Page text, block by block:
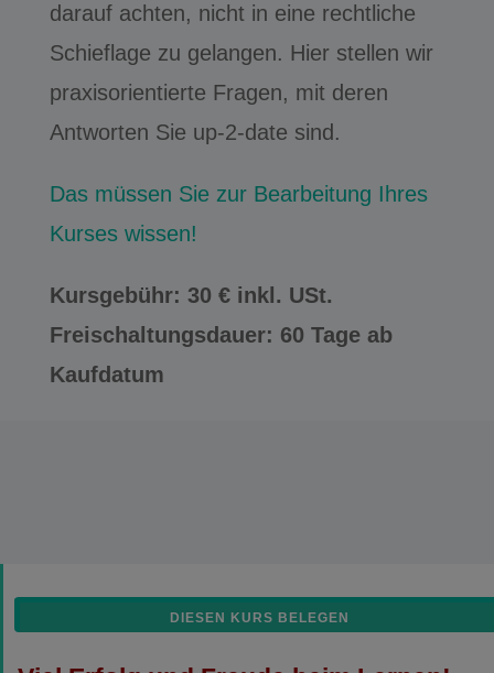
darauf achten, nicht in eine rechtliche
Schieflage zu gelangen. Hier stellen wir
praxisorientierte Fragen, mit deren
Antworten Sie up-2-date sind.
Das müssen Sie zur Bearbeitung Ihres
Kurses wissen!
Kursgebühr: 30 € inkl. USt.
Freischaltungsdauer: 60 Tage ab
Kaufdatum
DIESEN KURS BELEGEN